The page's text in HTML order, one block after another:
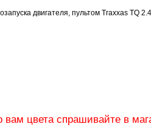
двигателя, пультом Traxxas TQ
вам цвета спрашивайте в